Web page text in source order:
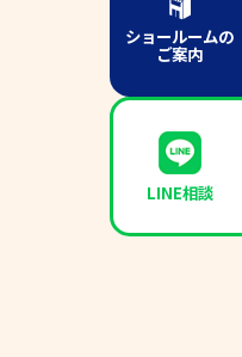
ショールームの
ご案内
LINE相談